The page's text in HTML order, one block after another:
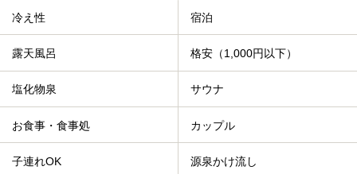
冷え性 宿泊
露天風呂 格安（1,000円以下）
塩化物泉 サウナ
お食事・食事処 カップル
子連れOK 源泉かけ流し